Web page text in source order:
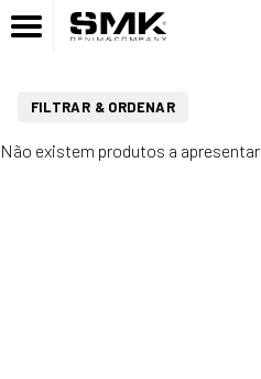
FILTRAR & ORDENAR
Não existem produtos a apresentar